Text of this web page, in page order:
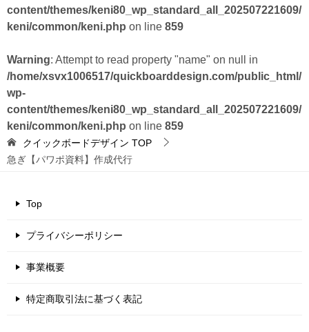
content/themes/keni80_wp_standard_all_202507221609/
keni/common/keni.php on line 859
Warning: Attempt to read property "name" on null in
/home/xsvx1006517/quickboarddesign.com/public_html/
wp-
content/themes/keni80_wp_standard_all_202507221609/
keni/common/keni.php on line 859
クイックボードデザイン TOP
急ぎ【パワポ資料】作成代行
Top
プライバシーポリシー
事業概要
特定商取引法に基づく表記